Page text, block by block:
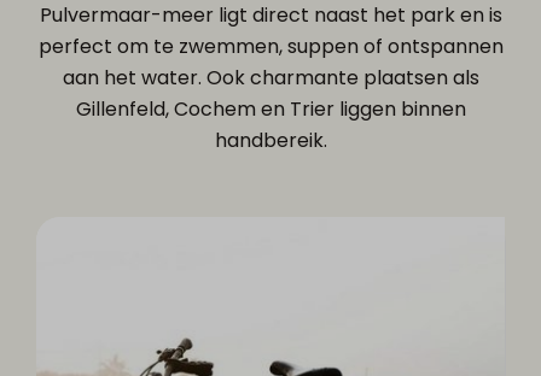
Pulvermaar-meer ligt direct naast het park en is
perfect om te zwemmen, suppen of ontspannen
aan het water. Ook charmante plaatsen als
Gillenfeld, Cochem en Trier liggen binnen
handbereik.